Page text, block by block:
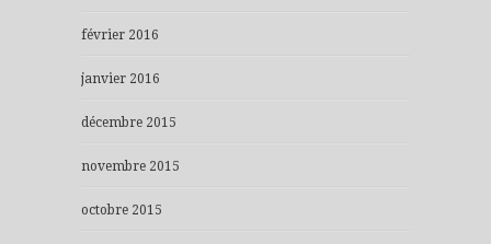
février 2016
janvier 2016
décembre 2015
novembre 2015
octobre 2015